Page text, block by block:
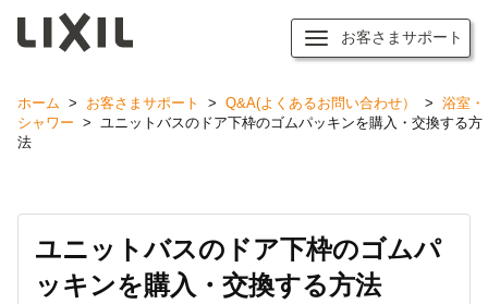
お客さまサポート
ホーム > お客さまサポート > Q&A(よくあるお問い合わせ） > 浴室・
シャワー > ユニットバスのドア下枠のゴムパッキンを購入・交換する方
法
ユニットバスのドア下枠のゴムパ
ッキンを購入・交換する方法